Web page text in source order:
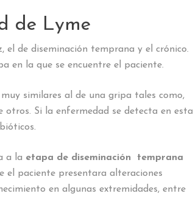
de Lyme
el de diseminación temprana y el crónico.
en la que se encuentre el paciente.
similares al de una gripa tales como,
otros. Si la enfermedad se detecta en esta
a la etapa de diseminación temprana
el paciente presentara alteraciones
en algunas extremidades, entre